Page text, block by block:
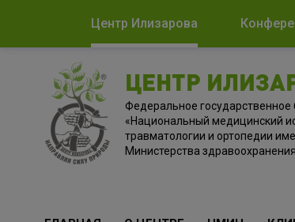
Центр Илизарова
ЦЕНТР
Федеральное
«Национальный медицинский
травматологии и ортопедии
Министерства